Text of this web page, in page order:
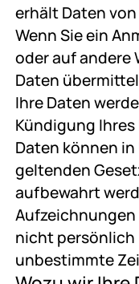
erhält Daten
Wenn Sie ein
oder auf andere
Daten
Ihre Daten
Kündigung
Daten können
geltenden
aufbewahrt
Aufzeichnungen
nicht
unbestimmte